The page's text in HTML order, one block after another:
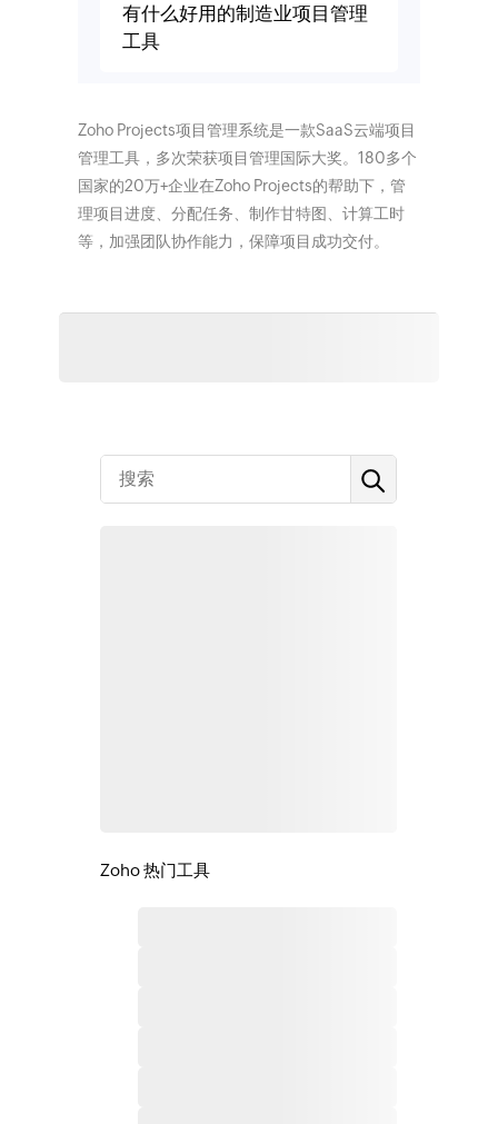
有什么好用的制造业项目管理
工具
Zoho Projects项目管理系统是一款SaaS云端项目
管理工具，多次荣获项目管理国际大奖。180多个
国家的20万+企业在Zoho Projects的帮助下，管
理项目进度、分配任务、制作甘特图、计算工时
等，加强团队协作能力，保障项目成功交付。
Zoho 热门工具